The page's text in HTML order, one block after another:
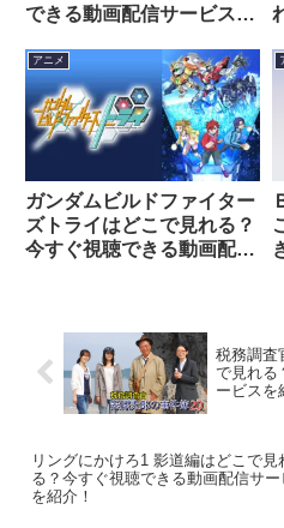
できる動画配信サービスを
アニメ
ガンダムビルドファイター
ズトライはどこで見れる？
今すぐ視聴できる動画配信
税務調査
で見れる
ービスを
リングにかけろ1 影道編はどこで見
る？今すぐ視聴できる動画配信サー
を紹介！